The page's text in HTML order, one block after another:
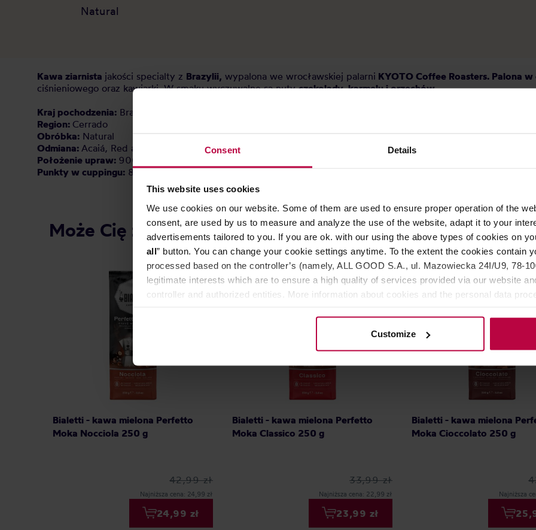
Consent Details
This website uses cookies
We use cookies on our website. Some of them are used to ensure proper operation of the
consent, are used by us to measure and analyze the use of the website, adapt it to your
advertisements tailored to you. If you are ok. with our using the above types of cookies on
all” button. You can change your cookie settings anytime. To the extent the cookies contain
processed based on the controller’s (namely, ALL GOOD S.A., ul. Mazowiecka 24I/U9, 78-
legitimate interests which are to ensure a high quality of services provided via our website
controller and authorized entities. More information about cookies and the personal data
Customize
Natural
Kawa ziarnista jakości specialty z Brazylii, wypalona we wrocławskiej palarni KYOTO Coffee Roasters. Palona
ciśnieniowego oraz kawiarki. W smaku wyczuwalne są nutyczekolady, karmelu i orzechów.
Kraj pochodzenia: Brazylia
Region: Cerrado
Obróbka: Natural
Odmiana: Acaiá, Red and Yellow Catuaí, IAC125, Catucaí
Położenie upraw: 900 - 1300 m n.p.m.
Punkty w cuppingu: 82 / 100 punktów
Może Cię zainteresować
Bialetti - kawa mielona Perfetto
Moka Nocciola 250 g
42,99 zł
Najniższa cena: 24,99 zł
24,99 zł
Bialetti - kawa mielona Perfetto
Moka Classico 250 g
33,99 zł
Najniższa cena: 22,99 zł
23,99 zł
Bialetti - kawa mielona
Moka Cioccolato 250 g
Najniższa